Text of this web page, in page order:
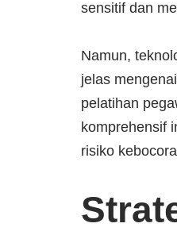
sensitif dan
Namun,
jelas
pelatihan
komprehensif
risiko